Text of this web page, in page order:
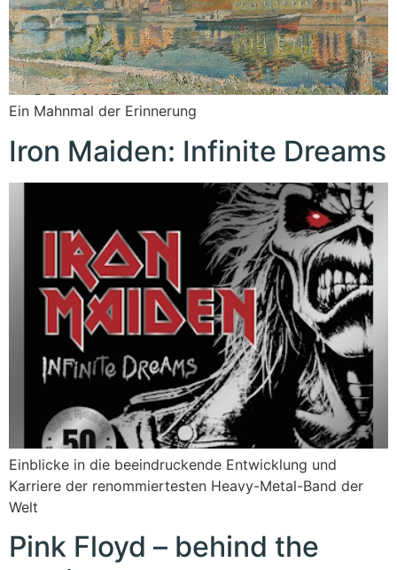
Ein Mahnmal der Erinnerung
Iron Maiden: Infinite Dreams
Einblicke in die beeindruckende Entwicklung und
Karriere der renommiertesten Heavy-Metal-Band der
Welt
Pink Floyd – behind the